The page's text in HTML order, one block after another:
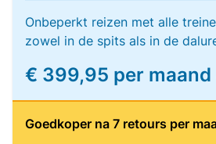
Onbeperkt reizen met alle
zowel in de spits als in de
€ 399,95 per maand
Goedkoper na 7 retours per